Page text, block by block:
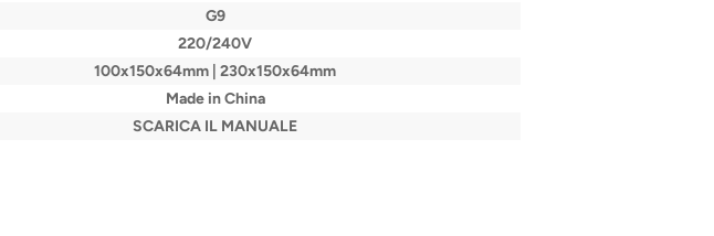
G9
220/240V
100x150x64mm | 230x150x64mm
Made in China
SCARICA IL MANUALE